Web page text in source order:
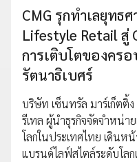
CMG รุกทำเลยุทธ
Lifestyle Retail สู่
การเติบโตของคร
รัตนาธิเบศร์
บริษัท เซ็นทรัล มาร์เก็ตติ้ง
รีเทล ผู้นำธุรกิจจัดจำหน่า
โลกในประเทศไทย เดินห
แบรนด์ไลฟ์สไตล์ระดับโล